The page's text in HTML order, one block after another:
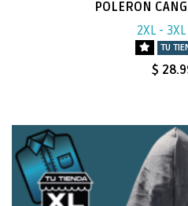
POLERON
2XL -
TU
$